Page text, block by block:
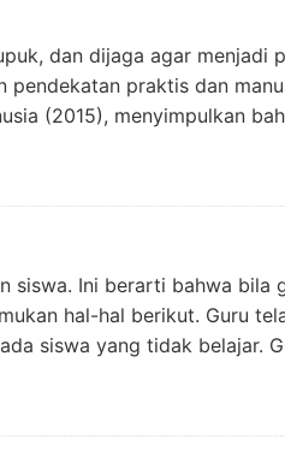
dan dijaga agar
praktis dan
(2015), menyimpulkan
siswa. Ini berarti bahwa
hal-hal berikut. Guru
siswa yang tidak belajar.